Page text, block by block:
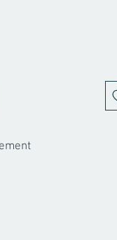
numeriques vous ont ete